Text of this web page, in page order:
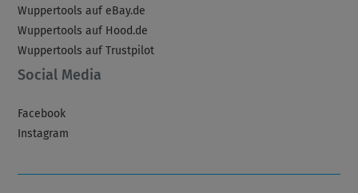
Wuppertools auf eBay.de
Wuppertools auf Hood.de
Wuppertools auf Trustpilot
Social Media
Facebook
Instagram